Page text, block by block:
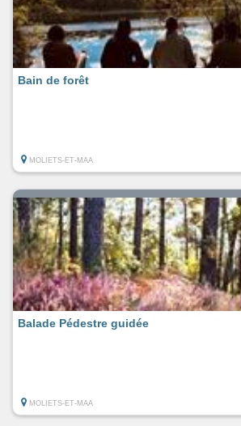
Bain de forêt
MOLIETS-ET-MAA
Balade Pédestre guidée
MOLIETS-ET-MAA